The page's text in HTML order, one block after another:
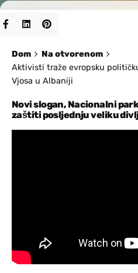
Dom
Na otvorenom
Aktivisti traže evropsku
Vjosa u Albaniji
Novi slogan, Nacionalni
zaštiti posljednju veliku